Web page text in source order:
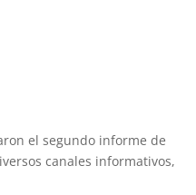
el segundo informe de
canales informativos,